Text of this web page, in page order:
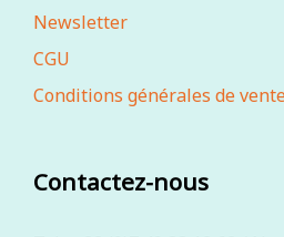
Newsletter
CGU
Conditions générales de
Contactez-nous